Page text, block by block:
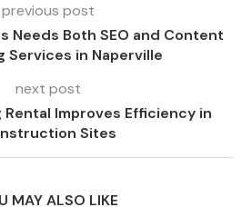
previous post
Needs Both SEO and Content
Services in Naperville
next post
Improves Efficiency in
Sites
MAY ALSO LIKE